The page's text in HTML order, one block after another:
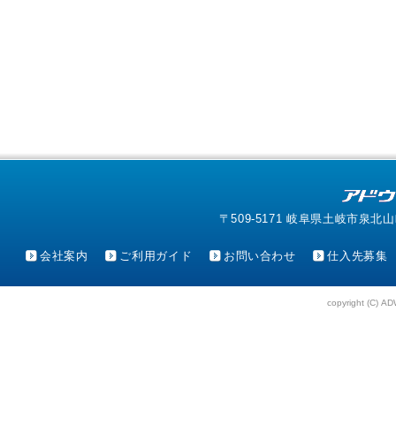
〒509-5171 岐阜県土岐市泉北
会社案内 ご利用ガイド お問い合わせ 仕入先募集
copyright (C)